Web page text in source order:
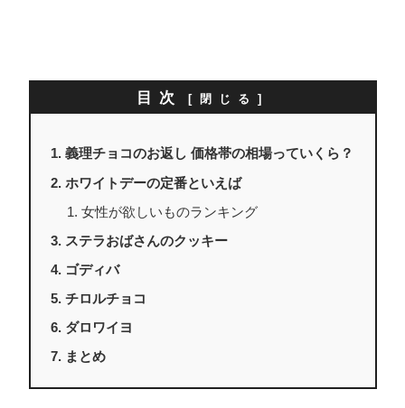
目次
義理チョコのお返し 価格帯の相場っていくら？
ホワイトデーの定番といえば
女性が欲しいものランキング
ステラおばさんのクッキー
ゴディバ
チロルチョコ
ダロワイヨ
まとめ